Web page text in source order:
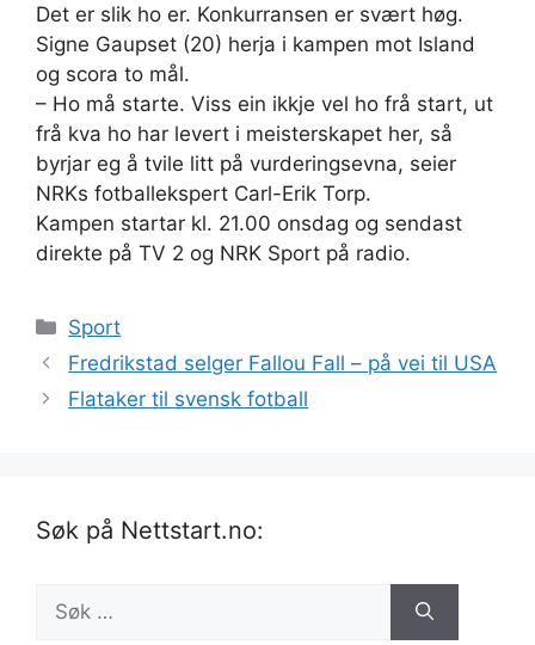
Det er slik ho er. Konkurransen er svært høg.
Signe Gaupset (20) herja i kampen mot Island
og scora to mål.
– Ho må starte. Viss ein ikkje vel ho frå start, ut
frå kva ho har levert i meisterskapet her, så
byrjar eg å tvile litt på vurderingsevna, seier
NRKs fotballekspert Carl-Erik Torp.
Kampen startar kl. 21.00 onsdag og sendast
direkte på TV 2 og NRK Sport på radio.
Kategorier
Sport
Fredrikstad selger Fallou Fall – på vei til USA
Flataker til svensk fotball
Søk på Nettstart.no:
etter: